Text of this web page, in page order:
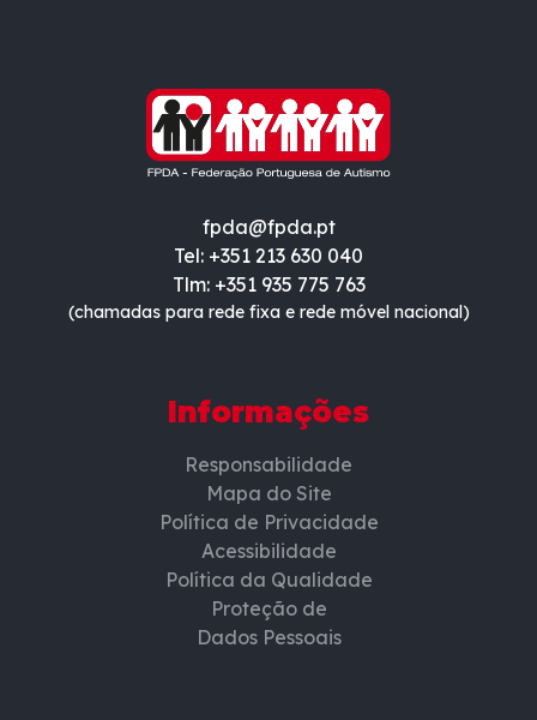
fpda@fpda.pt
Tel: +351 213 630 040
Tlm: +351 935 775 763
(chamadas para rede fixa e rede móvel nacional)
Informações
Responsabilidade
Mapa do Site
Política de Privacidade
Acessibilidade
Política da Qualidade
Proteção de
Dados Pessoais